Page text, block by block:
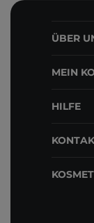
ÜBER
MEIN
HILFE